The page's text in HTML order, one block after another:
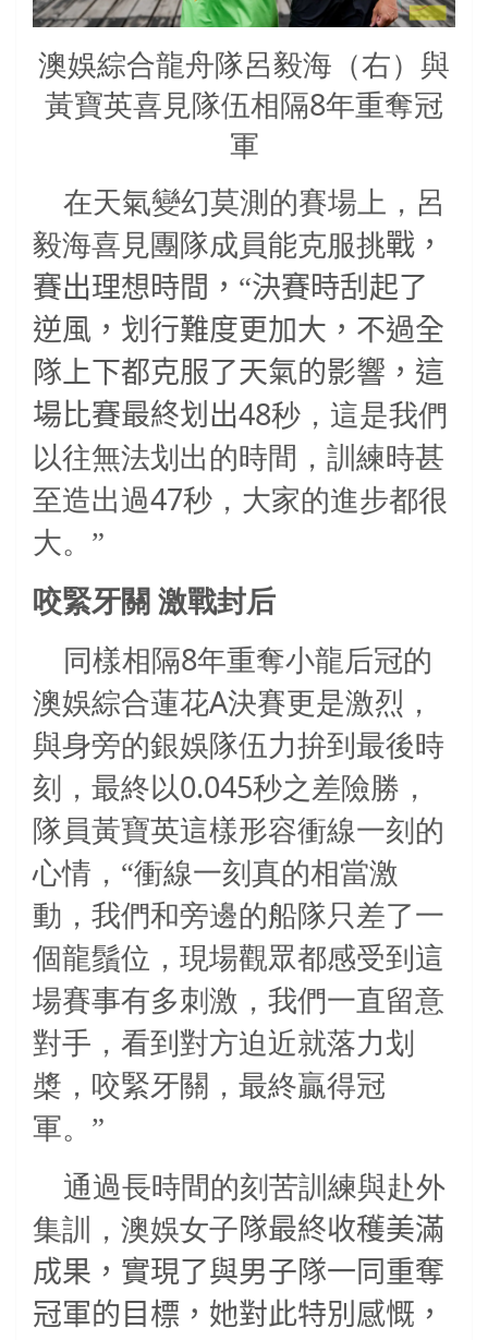
澳娛綜合龍舟隊呂毅海（右）與
黃寶英喜見隊伍相隔8年重奪冠
軍
在天氣變幻莫測的賽場上，呂
毅海喜見團隊成員能克服挑戰，
賽出理想時間，“決賽時刮起了
逆風，划行難度更加大，不過全
隊上下都克服了天氣的影響，這
場比賽最終划出48秒，這是我們
以往無法划出的時間，訓練時甚
至造出過47秒，大家的進步都很
大。 ”
咬緊牙關 激戰封后
同樣相隔8年重奪小龍后冠的
澳娛綜合蓮花A決賽更是激烈，
與身旁的銀娛隊伍力拚到最後時
刻，最終以0.045秒之差險勝，
隊員黃寶英這樣形容衝線一刻的
心情，“衝線一刻真的相當激
動，我們和旁邊的船隊只差了一
個龍鬚位，現場觀眾都感受到這
場賽事有多刺激，我們一直留意
對手，看到對方迫近就落力划
槳，咬緊牙關，最終贏得冠
軍。”
通過長時間的刻苦訓練與赴外
集訓，澳娛女子 隊最終收穫美滿
成果，實現了與男子隊一同重奪
冠軍的目標，她對此特別感慨，